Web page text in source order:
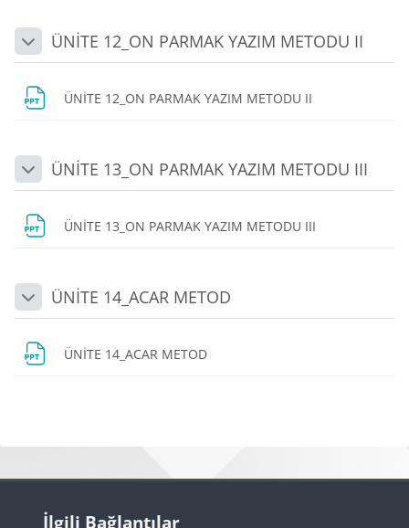
DaraltÜNİTE 12_ON PARMAK YAZIM METODU II
ÜNİTE 12_ON PARMAK YAZIM METODU II
DaraltÜNİTE 13_ON PARMAK YAZIM METODU III
ÜNİTE 13_ON PARMAK YAZIM METODU III
DaraltÜNİTE 14_ACAR METOD
ÜNİTE 14_ACAR METOD
Bloklar
İlgili Bağlantılar